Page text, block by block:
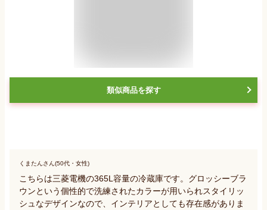
類似商品を探す
くまたんさん(50代・女性)
こちらは三菱電機の365L容量の冷蔵庫です。グロッシーブラ
ウンという個性的で洗練されたカラーが用いられスタイリッ
シュなデザインなので、インテリアとしても存在感がありま